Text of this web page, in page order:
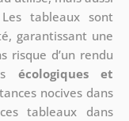
tableaux sont
garantissant une
risque d’un rendu
écologiques et
nocives dans
tableaux dans